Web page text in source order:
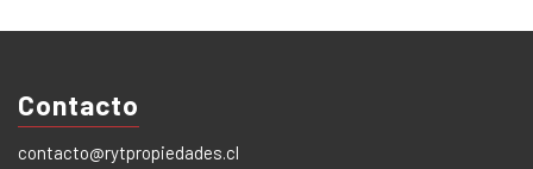
Contacto
contacto@rytpropiedades.cl